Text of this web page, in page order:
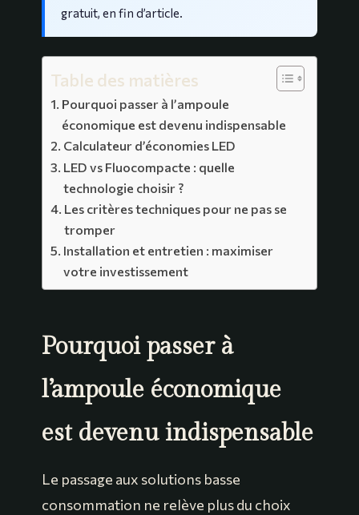
gratuit, en fin d’article.
Table des matières
Pourquoi passer à l’ampoule
économique est devenu indispensable
Calculateur d’économies LED
LED vs Fluocompacte : quelle
technologie choisir ?
Les critères techniques pour ne pas se
tromper
Installation et entretien : maximiser
votre investissement
Pourquoi passer à
l’ampoule économique
est devenu indispensable
Le passage aux solutions basse
consommation ne relève plus du choix